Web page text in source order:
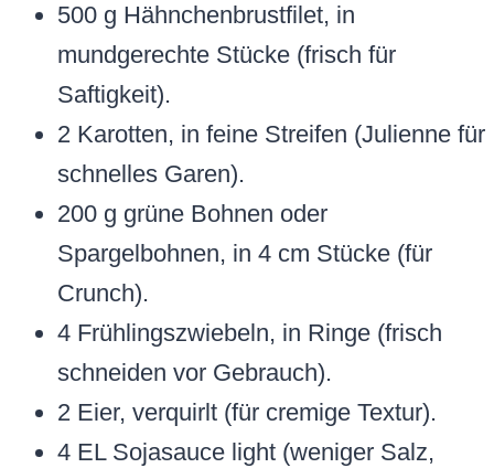
500 g Hähnchenbrustfilet, in
mundgerechte Stücke (frisch für
Saftigkeit).
2 Karotten, in feine Streifen (Julienne für
schnelles Garen).
200 g grüne Bohnen oder
Spargelbohnen, in 4 cm Stücke (für
Crunch).
4 Frühlingszwiebeln, in Ringe (frisch
schneiden vor Gebrauch).
2 Eier, verquirlt (für cremige Textur).
4 EL Sojasauce light (weniger Salz,